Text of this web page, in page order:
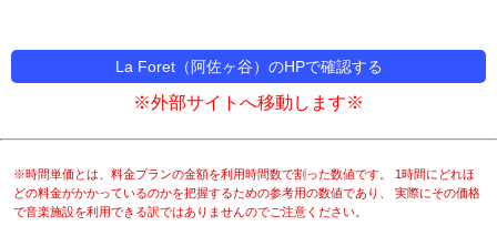
La Foret（阿佐ヶ谷）のHPで確認する
※外部サイトへ移動します※
※時間単価とは、料金プランの金額を利用時間数で割った数値です。 1時間にどれほ
どの料金がかかっているのかを把握するための参考用の数値であり、 実際にその価格
で音楽施設を利用できる訳ではありませんのでご注意ください。